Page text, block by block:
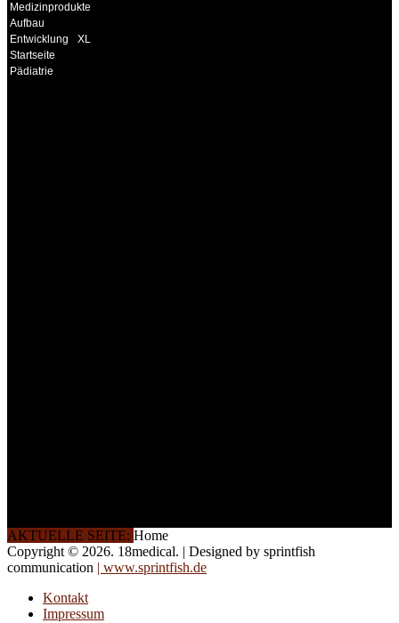
Medizinprodukte
Aufbau
Entwicklung
XL
Startseite
Pädiatrie
AKTUELLE SEITE: Home
Copyright © 2026. 18medical. | Designed by sprintfish
communication | www.sprintfish.de
Kontakt
Impressum